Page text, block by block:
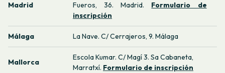
Madrid
Fueros, 36. Madrid. Formulario de
inscripción
Málaga La Nave. C/ Cerrajeros, 9. Málaga
Mallorca
Escola Kumar. C/ Magí 3. Sa Cabaneta,
Marratxí. Formulario de inscripción